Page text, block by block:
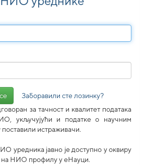
Заборавили сте лозинку?
за тачност и квалитет података
укључујући и податке о научним
поставили истраживачи.
уредника јавно је доступно у оквиру
на НИО профилу у еНауци.